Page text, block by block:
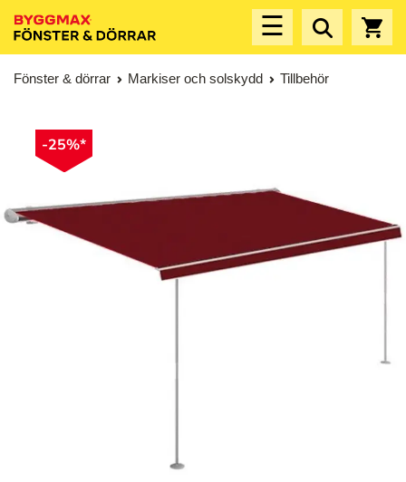
☰
Fönster & dörrar Markiser och solskydd Tillbehör
-25%*